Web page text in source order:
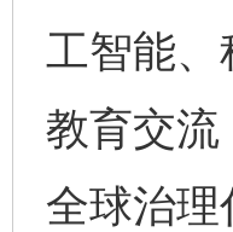
工智能、
教育交流
全球治